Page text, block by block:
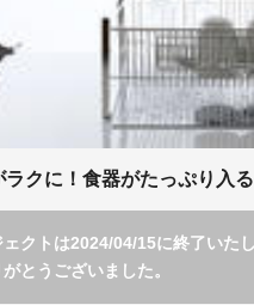
クに！食器がたっぷり入る
ェクトは2024/04/15に終了いた
とうございました。